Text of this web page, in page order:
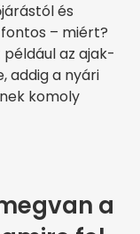
és
– miért?
az ajak-
addig a nyári
komoly
a